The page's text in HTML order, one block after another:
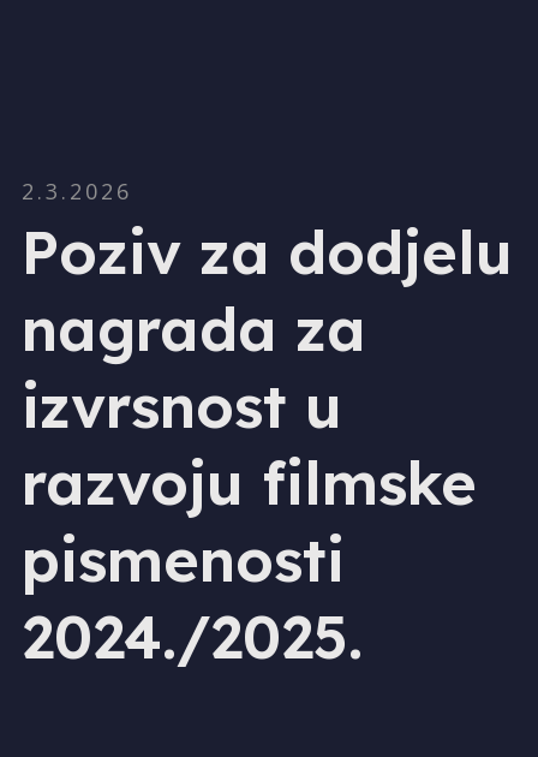
2.3.2026
Poziv za dodjelu
nagrada za
izvrsnost u
razvoju filmske
pismenosti
2024./2025.